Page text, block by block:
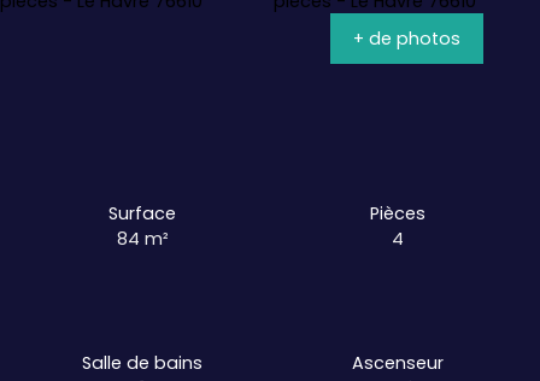
+ de photos
Surface
84 m²
Pièces
4
Salle de bains
Ascenseur